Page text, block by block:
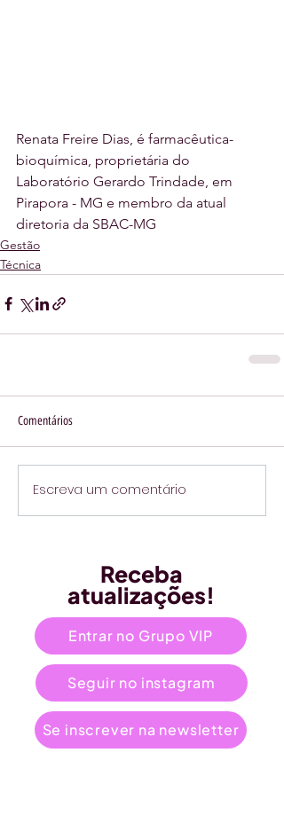
Renata Freire Dias, é farmacêutica-
bioquímica, proprietária do
Laboratório Gerardo Trindade, em
Pirapora - MG e membro da atual
diretoria da SBAC-MG
Gestão
Técnica
Comentários
Escreva um comentário
Receba
atualizações!
Entrar no Grupo VIP
Seguir no instagram
Se inscrever na newsletter